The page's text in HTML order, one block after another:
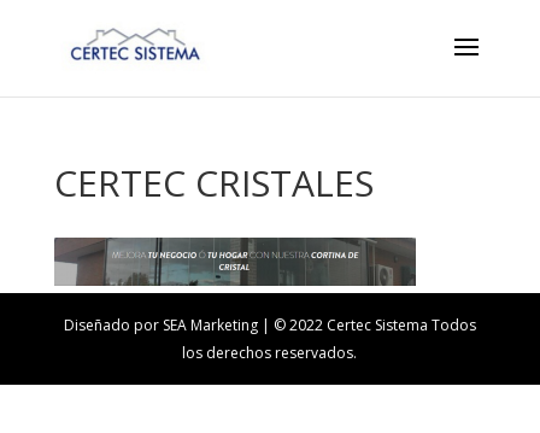
CERTEC CRISTALES
Diseñado por SEA Marketing | © 2022 Certec Sistema Todos
los derechos reservados.